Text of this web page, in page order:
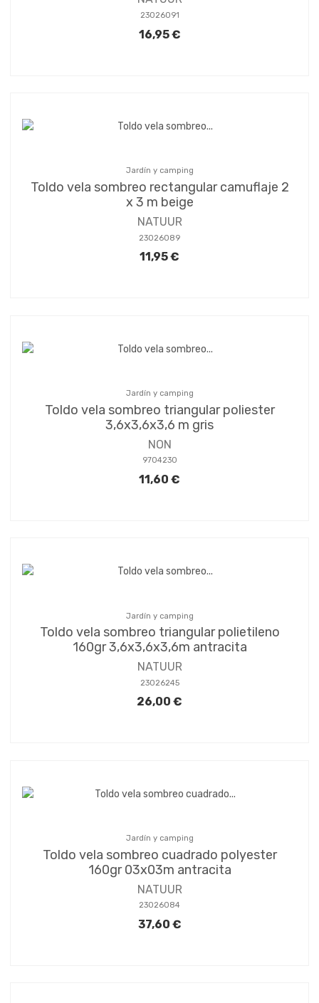
23026091
16,95 €
Jardín y camping
Toldo vela sombreo rectangular camuflaje 2
x 3 m beige
NATUUR
23026089
11,95 €
Jardín y camping
Toldo vela sombreo triangular poliester
3,6x3,6x3,6 m gris
NON
9704230
11,60 €
Jardín y camping
Toldo vela sombreo triangular polietileno
160gr 3,6x3,6x3,6m antracita
NATUUR
23026245
26,00 €
Jardín y camping
Toldo vela sombreo cuadrado polyester
160gr 03x03m antracita
NATUUR
23026084
37,60 €